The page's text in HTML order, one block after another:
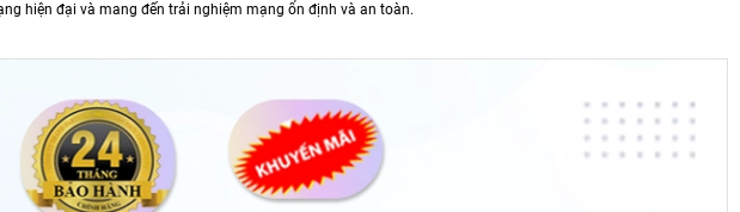
hiện đại và mang đến trải nghiệm mạng ổn định và an toàn.